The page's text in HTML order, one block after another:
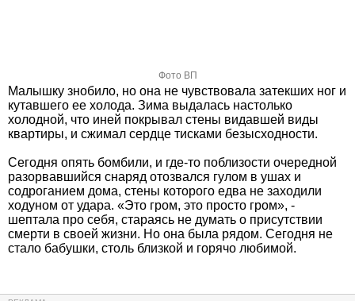
Фото ВП
Малышку знобило, но она не чувствовала затекших ног и
кутавшего ее холода. Зима выдалась настолько
холодной, что иней покрывал стены видавшей виды
квартиры, и сжимал сердце тисками безысходности.
Сегодня опять бомбили, и где-то поблизости очередной
разорвавшийся снаряд отозвался гулом в ушах и
содроганием дома, стены которого едва не заходили
ходуном от удара. «Это гром, это просто гром», -
шептала про себя, стараясь не думать о присутствии
смерти в своей жизни. Но она была рядом. Сегодня не
стало бабушки, столь близкой и горячо любимой.